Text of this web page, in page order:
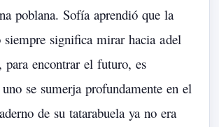
poblana. Sofía aprendió que la
siempre significa mirar hacia adel
para encontrar el futuro, es
uno se sumerja profundamente en el
de su tatarabuela ya no era